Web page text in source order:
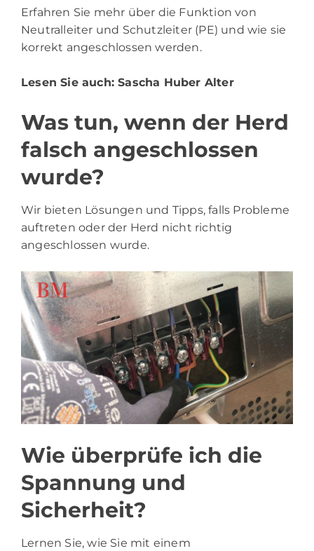
Erfahren Sie mehr über die Funktion von
Neutralleiter und Schutzleiter (PE) und wie sie
korrekt angeschlossen werden.
Lesen Sie auch:Sascha Huber Alter
Was tun, wenn der Herd
falsch angeschlossen
wurde?
Wir bieten Lösungen und Tipps, falls Probleme
auftreten oder der Herd nicht richtig
angeschlossen wurde.
Wie überprüfe ich die
Spannung und
Sicherheit?
Lernen Sie, wie Sie mit einem